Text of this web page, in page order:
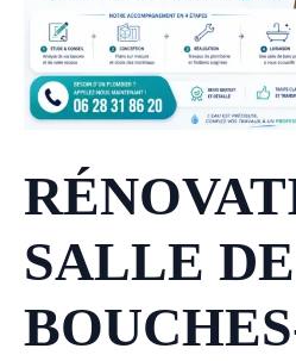
SALLE